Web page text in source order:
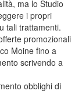
ma lo Studio
i propri
tali trattamenti.
promozionali
Moine fino a
scrivendo a
obblighi di